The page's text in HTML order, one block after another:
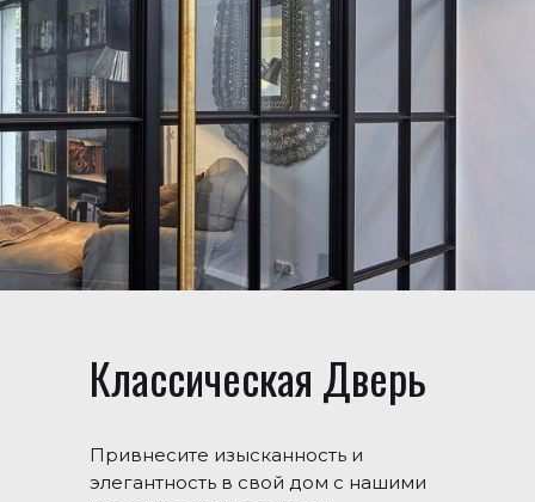
Классическая Дверь
Привнесите изысканность и
элегантность в свой дом с нашими